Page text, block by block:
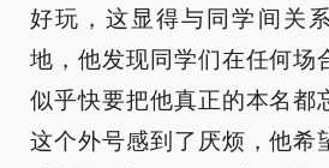
好玩，这显得与同学间关
地，他发现同学们在任何场
似乎快要把他真正的本名都
这个外号感到了厌烦，他希